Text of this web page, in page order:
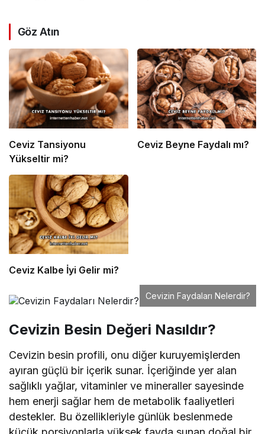
Göz Atın
Ceviz Tansiyonu
Yükseltir mi?
Ceviz Beyne Faydalı mı?
Ceviz Kalbe İyi Gelir mi?
Cevizin Faydaları Nelerdir?
Cevizin Besin Değeri Nasıldır?
Cevizin besin profili, onu diğer kuruyemişlerden
ayıran güçlü bir içerik sunar. İçeriğinde yer alan
sağlıklı yağlar, vitaminler ve mineraller sayesinde
hem enerji sağlar hem de metabolik faaliyetleri
destekler. Bu özellikleriyle günlük beslenmede